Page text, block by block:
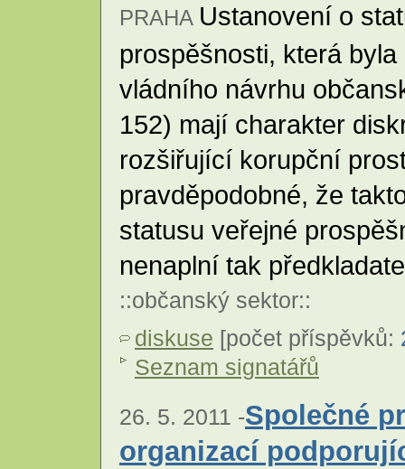
PRAHA Ustanovení o
prospěšnosti, která
vládního návrhu
152) mají charakter
rozšiřující korupční
pravděpodobné, že
statusu veřejné
nenaplní tak
::občanský sektor::
diskuse [počet příspěvků:
Seznam signatářů
26. 5. 2011 -Společné
organizací